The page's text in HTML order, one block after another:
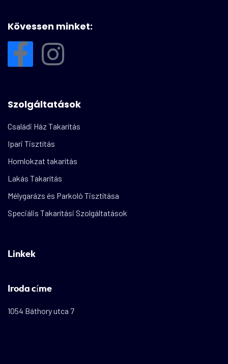
Kövessen minket:
Szolgáltatások
Családi Ház Takarítás
Ipari Tisztítás
Homlokzat takarítás
Lakás Takarítás
Mélygarázs és Parkoló Tisztítása
Speciális Takarítási Szolgáltatások
Linkek
Iroda címe
1054 Báthory utca 7